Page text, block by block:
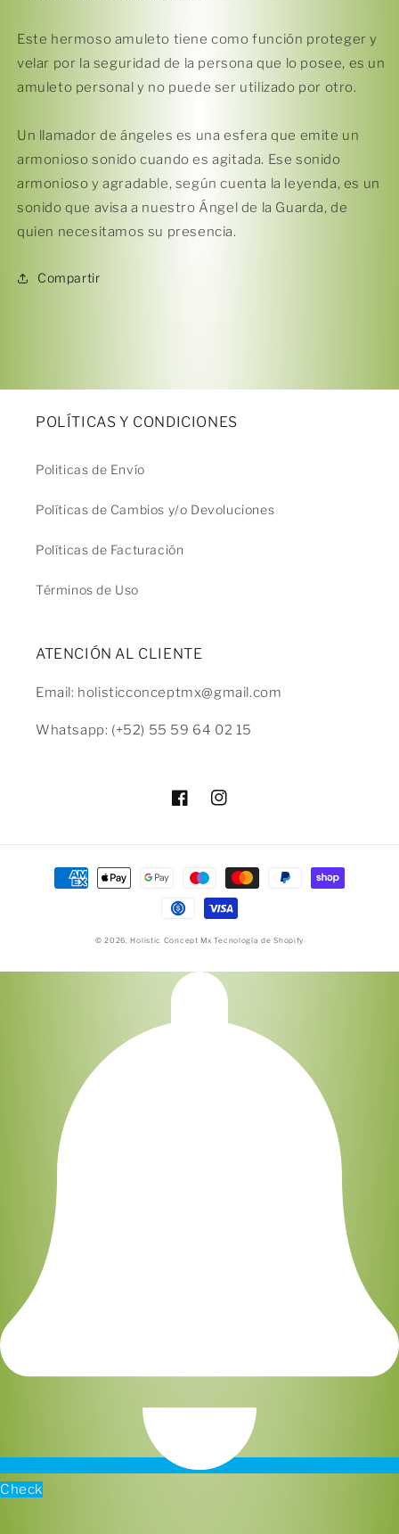
Este hermoso amuleto tiene como función proteger y
velar por la seguridad de la persona que lo posee, es un
amuleto personal y no puede ser utilizado por otro.
Un llamador de ángeles es una esfera que emite un
armonioso sonido cuando es agitada. Ese sonido
armonioso y agradable, según cuenta la leyenda, es un
sonido que avisa a nuestro Ángel de la Guarda, de
quien necesitamos su presencia.
Compartir
POLÍTICAS Y CONDICIONES
Politicas de Envío
Políticas de Cambios y/o Devoluciones
Políticas de Facturación
Términos de Uso
ATENCIÓN AL CLIENTE
Email: holisticconceptmx@gmail.com
Whatsapp: (+52) 55 59 64 02 15
FacebookInstagram
Formas
© 2026, Holistic Concept Mx Tecnología de Shopify
Compra ahora y paga a meses
sin tarjeta de crédito
1 Agrega tu producto al carrito y
elige
pagar con Meses sin Tarjeta.
2 En tu cuenta de Mercado Pago,elige
la cantidad de meses
Paga mes a mescon saldo disponible,
Check